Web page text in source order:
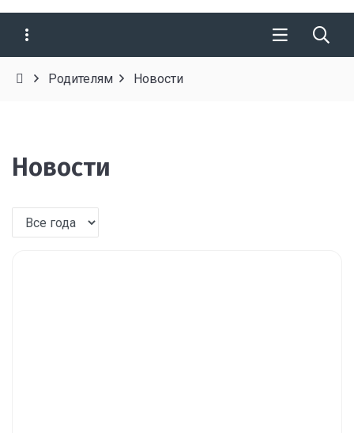
Родителям Новости
Новости